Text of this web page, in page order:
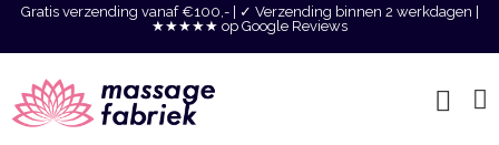
Gratis verzending vanaf €100,- | ✓ Verzending binnen 2 werkdagen |
★★★★★ op Google Reviews